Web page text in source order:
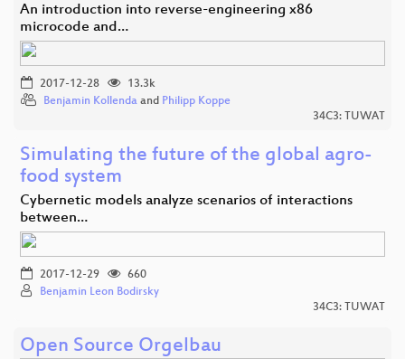
An introduction into reverse-engineering x86
microcode and…
2017-12-28
13.3k
Benjamin Kollenda and Philipp Koppe
34C3: TUWAT
Simulating the future of the global agro-
food system
Cybernetic models analyze scenarios of interactions
between…
2017-12-29
660
Benjamin Leon Bodirsky
34C3: TUWAT
Open Source Orgelbau